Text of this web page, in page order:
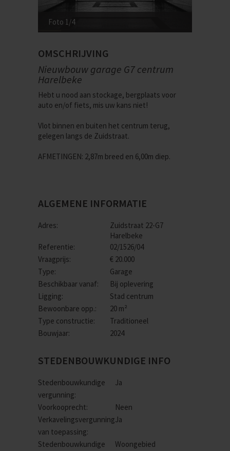
Foto 1/4
OMSCHRIJVING
Nieuwbouw garage G7 centrum
Harelbeke
Hebt u nood aan stockage, bergplaats voor
auto en/of fiets, mis uw kans niet!
Vlot binnen en buiten het centrum terug,
gelegen langs de Zuidstraat.
AFMETINGEN: 2,87m breed en 6,00m diep.
ALGEMENE INFORMATIE
Adres:
Zuidstraat 22-G7
Harelbeke
Referentie:
02/1526/04
Vraagprijs:
€ 20.000
Type:
Garage
Beschikbaar vanaf:
Bij oplevering
Ligging:
Stad centrum
Bewoonbare opp.:
20 m²
Type constructie:
Traditioneel
Bouwjaar:
2024
STEDENBOUWKUNDIGE INFO
Stedenbouwkundige
vergunning:
Ja
Voorkooprecht:
Neen
Verkavelingsvergunning
van toepassing:
Ja
Stedenbouwkundige
Woongebied